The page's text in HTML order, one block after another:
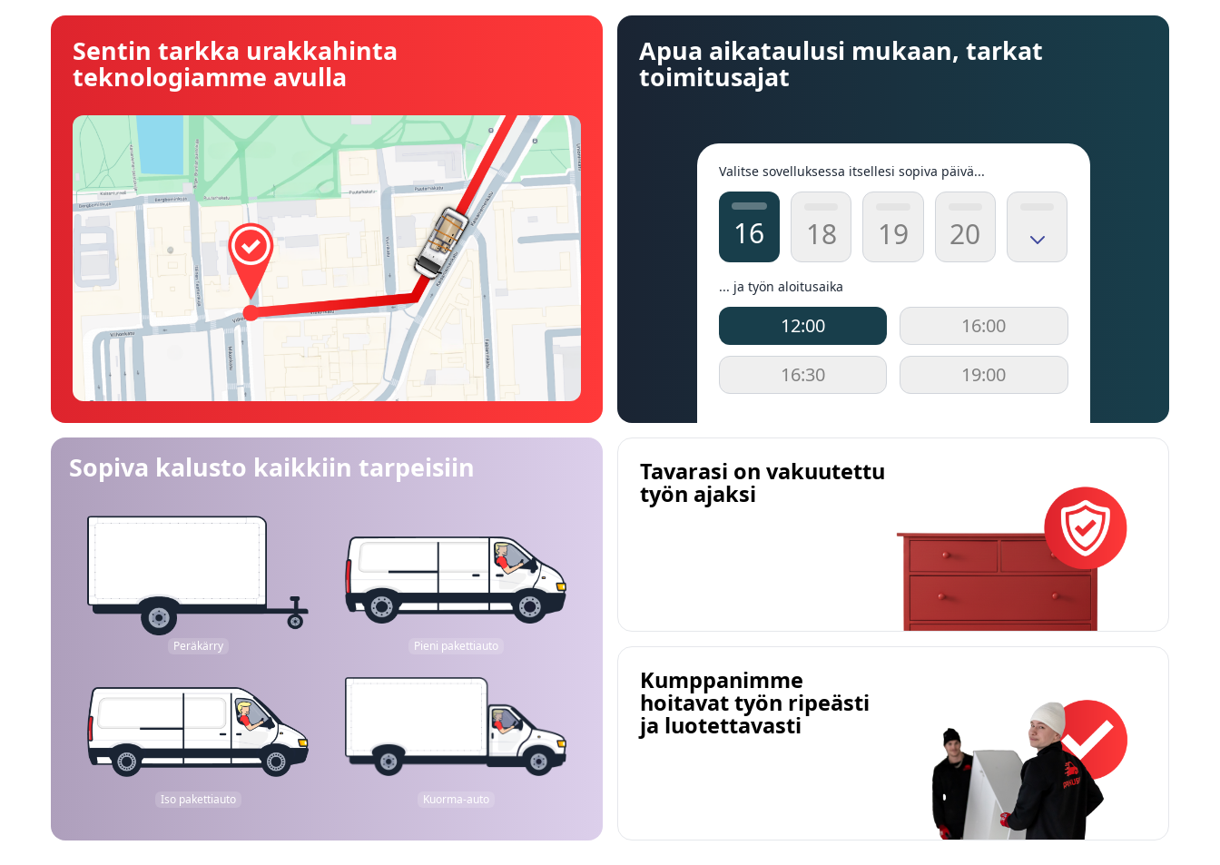
Sentin tarkka urakkahinta
teknologiamme avulla
Apua aikataulusi mukaan, tarkat
toimitusajat
Valitse sovelluksessa itsellesi sopiva päivä...
16 18 19 20
... ja työn aloitusaika
12:00
16:00
16:30
19:00
Sopiva kalusto kaikkiin tarpeisiin
Peräkärry Pieni pakettiauto
Iso pakettiauto Kuorma-auto
Tavarasi on vakuutettu
työn ajaksi
Kumppanimme
hoitavat työn ripeästi
ja luotettavasti